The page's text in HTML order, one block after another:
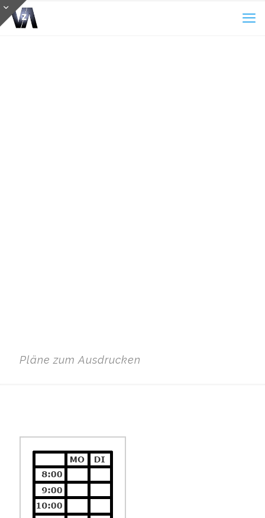
Pläne zum Ausdrucken